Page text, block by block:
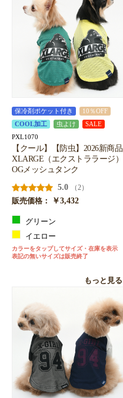
保冷剤ポケット付き
10％OFF
COOL加工
虫よけ SALE
PXL1070
【クール】【防虫】2026新商品
XLARGE（エクストララージ）
OGメッシュタンク
5.0
（2）
販売価格：
￥3,432
グリーン
イエロー
カラーをタップしてサイズ・在庫を表示
表記の無いサイズは販売終了
もっと見る